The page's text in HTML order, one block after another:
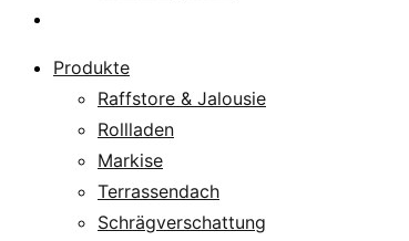
Produkte
Raffstore & Jalousie
Rollladen
Markise
Terrassendach
Schrägverschattung